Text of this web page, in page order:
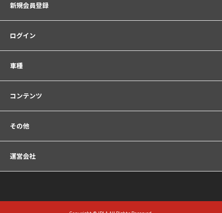
新規会員登録
ログイン
車種
コンテンツ
その他
運営会社